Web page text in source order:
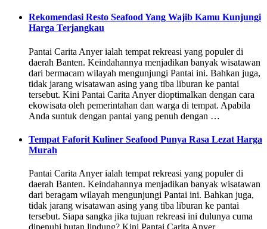
Rekomendasi Resto Seafood Yang Wajib Kamu Kunjungi
Harga Terjangkau
Pantai Carita Anyer ialah tempat rekreasi yang populer di
daerah Banten. Keindahannya menjadikan banyak wisatawan
dari bermacam wilayah mengunjungi Pantai ini. Bahkan juga,
tidak jarang wisatawan asing yang tiba liburan ke pantai
tersebut. Kini Pantai Carita Anyer dioptimalkan dengan cara
ekowisata oleh pemerintahan dan warga di tempat. Apabila
Anda suntuk dengan pantai yang penuh dengan …
Tempat Faforit Kuliner Seafood Punya Rasa Lezat Harga
Murah
Pantai Carita Anyer ialah tempat rekreasi yang populer di
daerah Banten. Keindahannya menjadikan banyak wisatawan
dari beragam wilayah mengunjungi Pantai ini. Bahkan juga,
tidak jarang wisatawan asing yang tiba liburan ke pantai
tersebut. Siapa sangka jika tujuan rekreasi ini dulunya cuma